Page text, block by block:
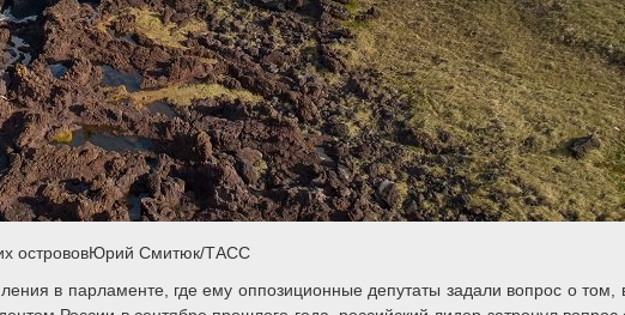
острововЮрий Смитюк/ТАСС
в парламенте, где ему оппозиционные депутаты задали вопрос о